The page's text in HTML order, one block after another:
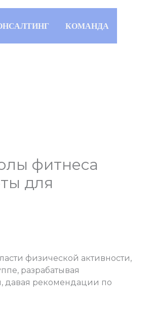
КОМАНДА
фитнеса
для
физической активности,
разрабатывая
давая рекомендации по